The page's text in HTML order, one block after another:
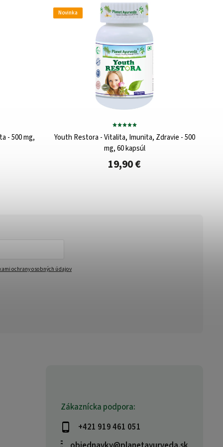
- 500 mg,
Novinka
Youth Restora - Vitalita, Imunita, Zdravie - 500
mg, 60 kapsúl
19,90 €
Zákaznícka podpora:
+421 919 461 051
ochrany osobných údajov